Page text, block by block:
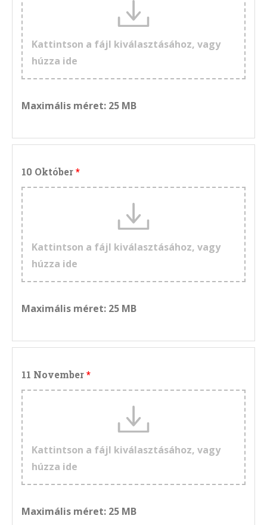
Kattintson a fájl kiválasztásához, vagy
húzza ide
Maximális méret: 25 MB
10 Október
Kattintson a fájl kiválasztásához, vagy
húzza ide
Maximális méret: 25 MB
11 November
Kattintson a fájl kiválasztásához, vagy
húzza ide
Maximális méret: 25 MB